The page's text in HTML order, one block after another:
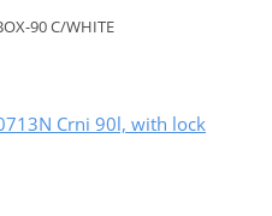
90 C/WHITE
Crni 90l, with lock